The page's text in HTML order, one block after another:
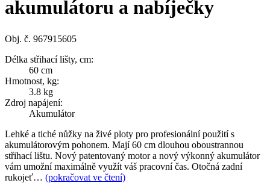
akumulátoru a nabíječky
Obj. č. 967915605
Délka střihací lišty, cm:
60 cm
Hmotnost, kg:
3.8 kg
Zdroj napájení:
Akumulátor
Lehké a tiché nůžky na živé ploty pro profesionální použití s
akumulátorovým pohonem. Mají 60 cm dlouhou oboustrannou
střihací lištu. Nový patentovaný motor a nový výkonný akumulátor
vám umožní maximálně využít váš pracovní čas. Otočná zadní
rukojeť… (pokračovat ve čtení)